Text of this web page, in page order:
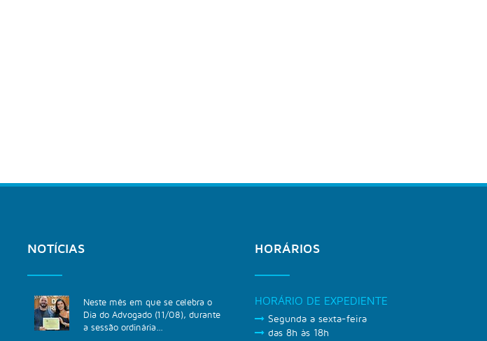
NOTÍCIAS
Neste mês em que se celebra o
Dia do Advogado (11/08), durante
a sessão ordinária...
HORÁRIOS
HORÁRIO DE EXPEDIENTE
Segunda a sexta-feira
das 8h às 18h